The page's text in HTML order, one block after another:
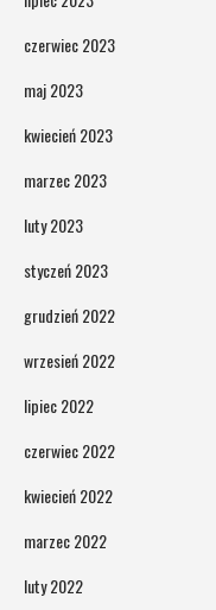
czerwiec 2023
maj 2023
kwiecień 2023
marzec 2023
luty 2023
styczeń 2023
grudzień 2022
wrzesień 2022
lipiec 2022
czerwiec 2022
kwiecień 2022
marzec 2022
luty 2022